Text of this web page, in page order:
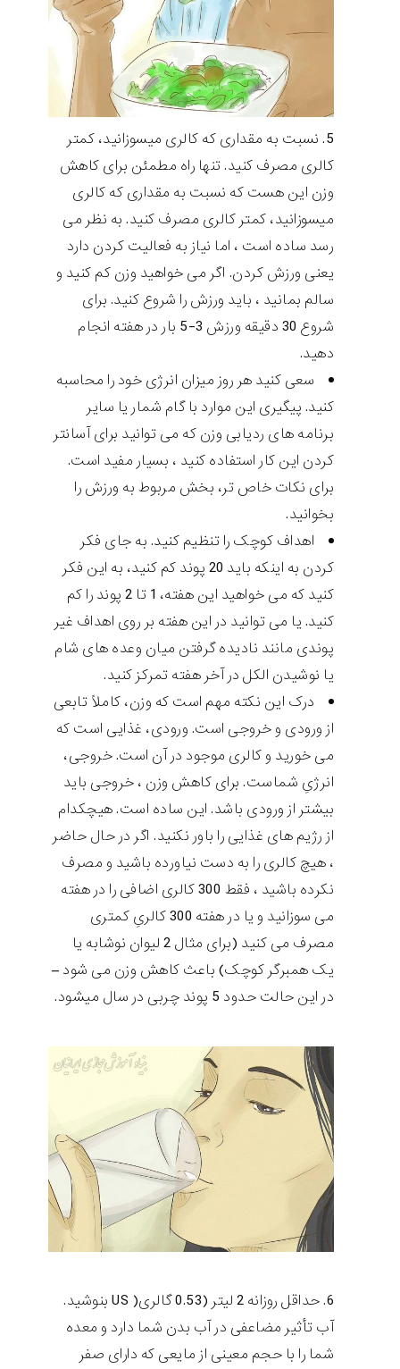
نسبت به مقداری که کالری میسوزانید، کمتر
کالری مصرف کنید. تنها راه مطمئن برای کاهش
وزن این هست که نسبت به مقداری که کالری
میسوزانید، کمتر کالری مصرف کنید. به نظر می
رسد ساده است ، اما نیاز به فعالیت کردن دارد
یعنی ورزش کردن. اگر می خواهید وزن کم کنید و
سالم بمانید ، باید ورزش را شروع کنید. برای
شروع 30 دقیقه ورزش 3-5 بار در هفته انجام
دهید.
سعی کنید هر روز میزان انرژی خود را محاسبه
کنید. پیگیری این موارد با گام شمار یا سایر
برنامه های ردیابی وزن که می توانید برای آسانتر
کردن این کار استفاده کنید ، بسیار مفید است.
برای نکات خاص تر، بخش مربوط به ورزش را
بخوانید.
اهداف کوچک را تنظیم کنید. به جای فکر
کردن به اینکه باید 20 پوند کم کنید، به این فکر
کنید که می خواهید این هفته، 1 تا 2 پوند را کم
کنید. یا می توانید در این هفته بر روی اهداف غیر
پوندی مانند نادیده گرفتن میان وعده های شام
یا نوشیدن الکل در آخر هفته تمرکز کنید.
درک این نکته مهم است که وزن، کاملاً تابعی
از ورودی و خروجی است. ورودی، غذایی است که
می خورید و کالری موجود در آن است. خروجی،
انرژیِ شماست. برای کاهش وزن ، خروجی باید
بیشتر از ورودی باشد. این ساده است. هیچکدام
از رژیم های غذایی را باور نکنید. اگر در حال حاضر
، هیچ کالری را به دست نیاورده باشید و مصرف
نکرده باشید ، فقط 300 کالری اضافی را در هفته
می سوزانید و یا در هفته 300 کالریِ کمتری
مصرف می کنید (برای مثال 2 لیوان نوشابه یا
یک همبرگر کوچک) باعث کاهش وزن می شود –
در این حالت حدود 5 پوند چربی در سال میشود.
حداقل روزانه 2 لیتر (0.53 گالری( US بنوشید.
آب تأثیر مضاعفی در آب بدن شما دارد و معده
شما را با حجم معینی از مایعی که دارای صفر